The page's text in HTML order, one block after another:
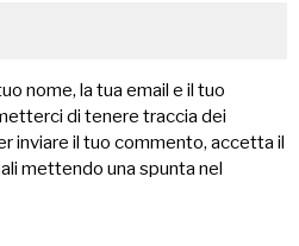
nome, la tua email e il tuo
di tenere traccia dei
inviare il tuo commento, accetta il
mettendo una spunta nel